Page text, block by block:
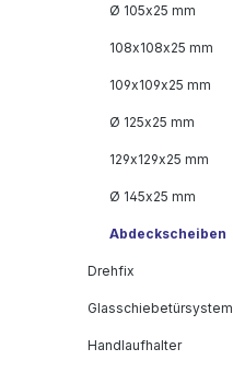
Ø 105x25 mm
108x108x25 mm
109x109x25 mm
Ø 125x25 mm
129x129x25 mm
Ø 145x25 mm
Abdeckscheiben
Drehfix
Glasschiebetürsystem
Handlaufhalter